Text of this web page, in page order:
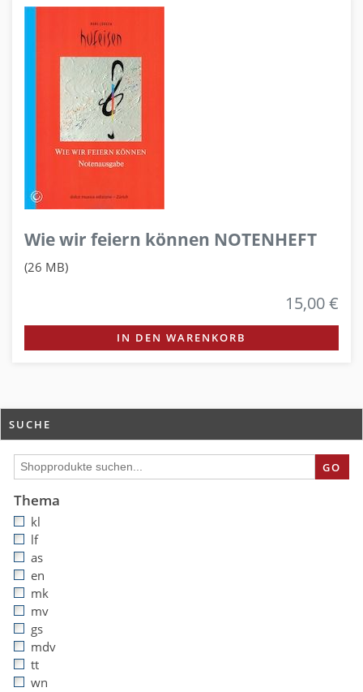
Wie wir feiern können NOTENHEFT
(26 MB)
15,00 €
IN DEN WARENKORB
SUCHE
GO
Thema
kl
lf
as
en
mk
mv
gs
mdv
tt
wn